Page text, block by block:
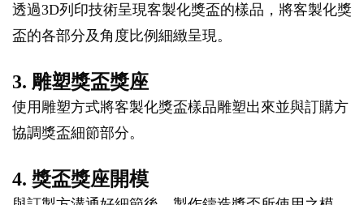
透過3D列印技術呈現客製化獎盃的樣品，將客製化獎
盃的各部分及角度比例細緻呈現。
3. 雕塑獎盃獎座
使用雕塑方式將客製化獎盃樣品雕塑出來並與訂購方
協調獎盃細節部分。
4. 獎盃獎座開模